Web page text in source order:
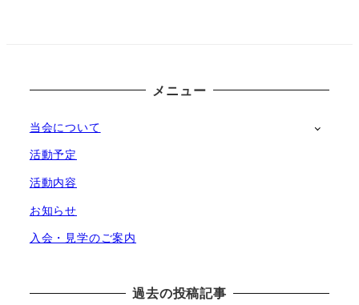
ジ
送
り
メニュー
当会について
活動予定
活動内容
お知らせ
入会・見学のご案内
過去の投稿記事